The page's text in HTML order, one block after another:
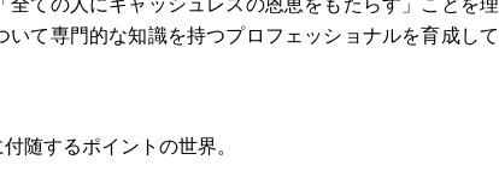
て専門的な知識を持つプロフェッショナルを育成して
随するポイントの世界。